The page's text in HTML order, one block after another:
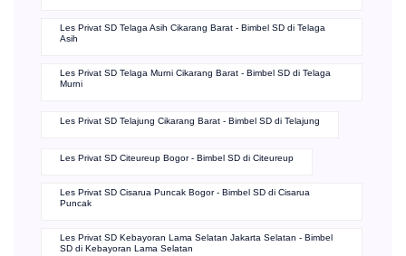
Les Privat SD Telaga Asih Cikarang Barat - Bimbel SD di Telaga
Asih
Les Privat SD Telaga Murni Cikarang Barat - Bimbel SD di Telaga
Murni
Les Privat SD Telajung Cikarang Barat - Bimbel SD di Telajung
Les Privat SD Citeureup Bogor - Bimbel SD di Citeureup
Les Privat SD Cisarua Puncak Bogor - Bimbel SD di Cisarua
Puncak
Les Privat SD Kebayoran Lama Selatan Jakarta Selatan - Bimbel
SD di Kebayoran Lama Selatan